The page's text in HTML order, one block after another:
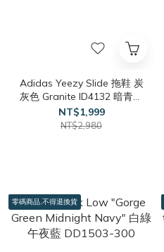
Adidas Yeezy Slide 拖鞋 炭
灰色 Granite ID4132 暗青色
Slate Marine ID2349
NT$1,999
NT$2,980
零碼商品,不得退換貨